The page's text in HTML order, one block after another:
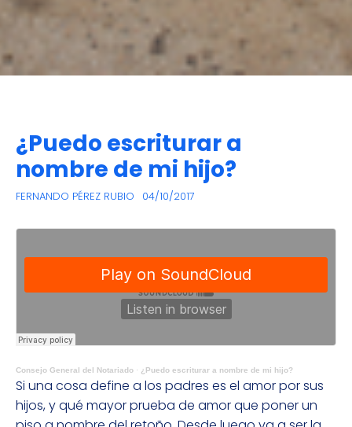
¿Puedo escriturar a
nombre de mi hijo?
FERNANDO PÉREZ RUBIO 04/10/2017
Consejo General del Notariado · ¿Puedo escriturar a nombre de mi hijo?
Si una cosa define a los padres es el amor por sus
hijos, y qué mayor prueba de amor que poner un